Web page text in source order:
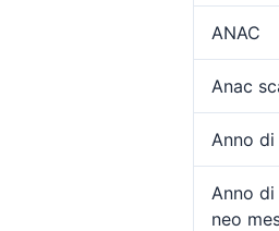
ANAC
Anac
Anno
Anno
neo